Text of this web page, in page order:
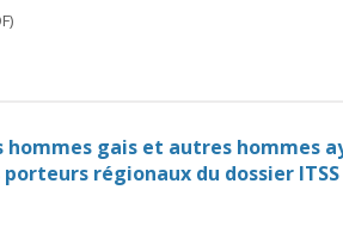
gais et autres hommes
régionaux du dossier ITSS